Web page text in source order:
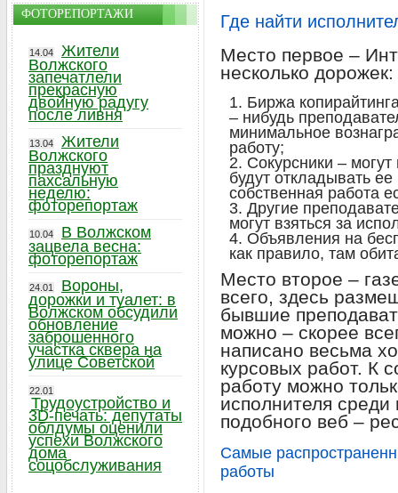
Где найти
Место первое –
несколько дорожек:
Биржа
– нибудь
минимальное
работу;
Сокурсники –
будут откладывать
собственная работа
Другие
могут взяться за
Объявления на
как правило, там
Место второе –
всего, здесь
бывшие
можно – скорее
написано весьма
курсовых работ. К
работу можно
исполнителя
подобного веб –
Самые
работы
ФОТОРЕПОРТАЖИ
14.04
Жители
Волжского
запечатлели
прекрасную
двойную радугу
после ливня
13.04
Жители
Волжского
празднуют
пахсальную
неделю:
фоторепортаж
10.04
В Волжском
зацвела весна:
фоторепортаж
24.01
Вороны,
дорожки и туалет: в
Волжском обсудили
обновление
заброшенного
участка сквера на
улице Советской
22.01
Трудоустройство и
3D-печать: депутаты
облдумы оценили
успехи Волжского
дома
соцобслуживания